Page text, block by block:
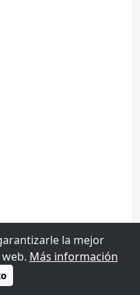
la mejor
Más información